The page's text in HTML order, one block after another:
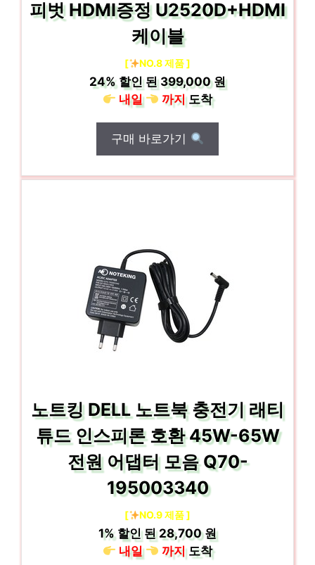
피벗 HDMI증정 U2520D+HDMI
케이블
[ NO.8 제품 ]
24%할인 된399,000 원
내일
까지도착
구매 바로가기
노트킹 DELL 노트북 충전기 래티
튜드 인스피론 호환 45W-65W
전원 어댑터 모음 Q70-
195003340
[ NO.9 제품 ]
1%할인 된28,700 원
내일
까지도착